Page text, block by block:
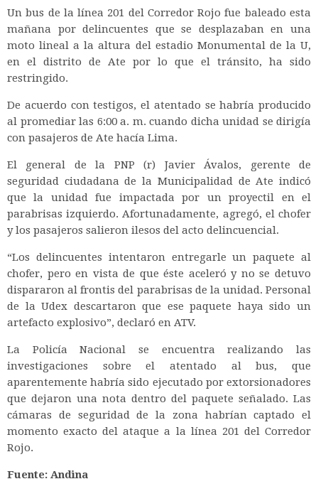
Un bus de la línea 201 del Corredor Rojo fue baleado esta
mañana por delincuentes que se desplazaban en una
moto lineal a la altura del estadio Monumental de la U,
en el distrito de Ate por lo que el tránsito, ha sido
restringido.
De acuerdo con testigos, el atentado se habría producido
al promediar las 6:00 a. m. cuando dicha unidad se dirigía
con pasajeros de Ate hacía Lima.
El general de la PNP (r) Javier Ávalos, gerente de
seguridad ciudadana de la Municipalidad de Ate indicó
que la unidad fue impactada por un proyectil en el
parabrisas izquierdo. Afortunadamente, agregó, el chofer
y los pasajeros salieron ilesos del acto delincuencial.
“Los delincuentes intentaron entregarle un paquete al
chofer, pero en vista de que éste aceleró y no se detuvo
dispararon al frontis del parabrisas de la unidad. Personal
de la Udex descartaron que ese paquete haya sido un
artefacto explosivo”, declaró en ATV.
La Policía Nacional se encuentra realizando las
investigaciones sobre el atentado al bus, que
aparentemente habría sido ejecutado por extorsionadores
que dejaron una nota dentro del paquete señalado. Las
cámaras de seguridad de la zona habrían captado el
momento exacto del ataque a la línea 201 del Corredor
Rojo.
Fuente: Andina